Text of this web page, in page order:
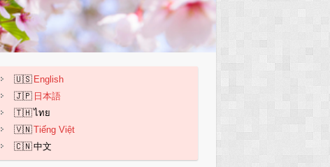
English
日本語
ไทย
Tiếng Việt
中文